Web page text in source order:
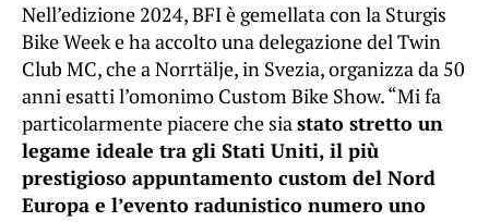
Nell’edizione 2024, BFI è gemellata con la Sturgis
Bike Week e ha accolto una delegazione del Twin
Club MC, che a Norrtälje, in Svezia, organizza da 50
anni esatti l’omonimo Custom Bike Show. “Mi fa
particolarmente piacere che siastato stretto un
legame ideale tra gli Stati Uniti, il più
prestigioso appuntamento custom del Nord
Europa e l’evento radunistico numero uno